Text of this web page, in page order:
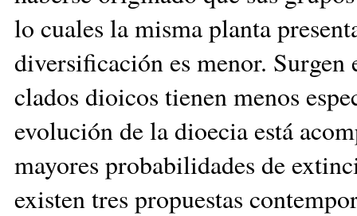
lo cuales la misma planta
diversificación es menor. Surgen
clados dioicos tienen menos
evolución de la dioecia está
mayores probabilidades de
existen tres propuestas